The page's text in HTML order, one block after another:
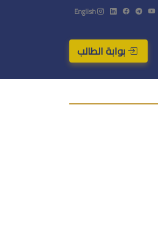
English
بوابة الطالب